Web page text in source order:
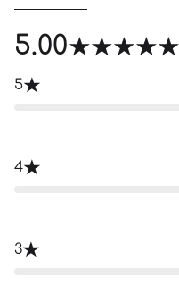
5.00
5
4
3